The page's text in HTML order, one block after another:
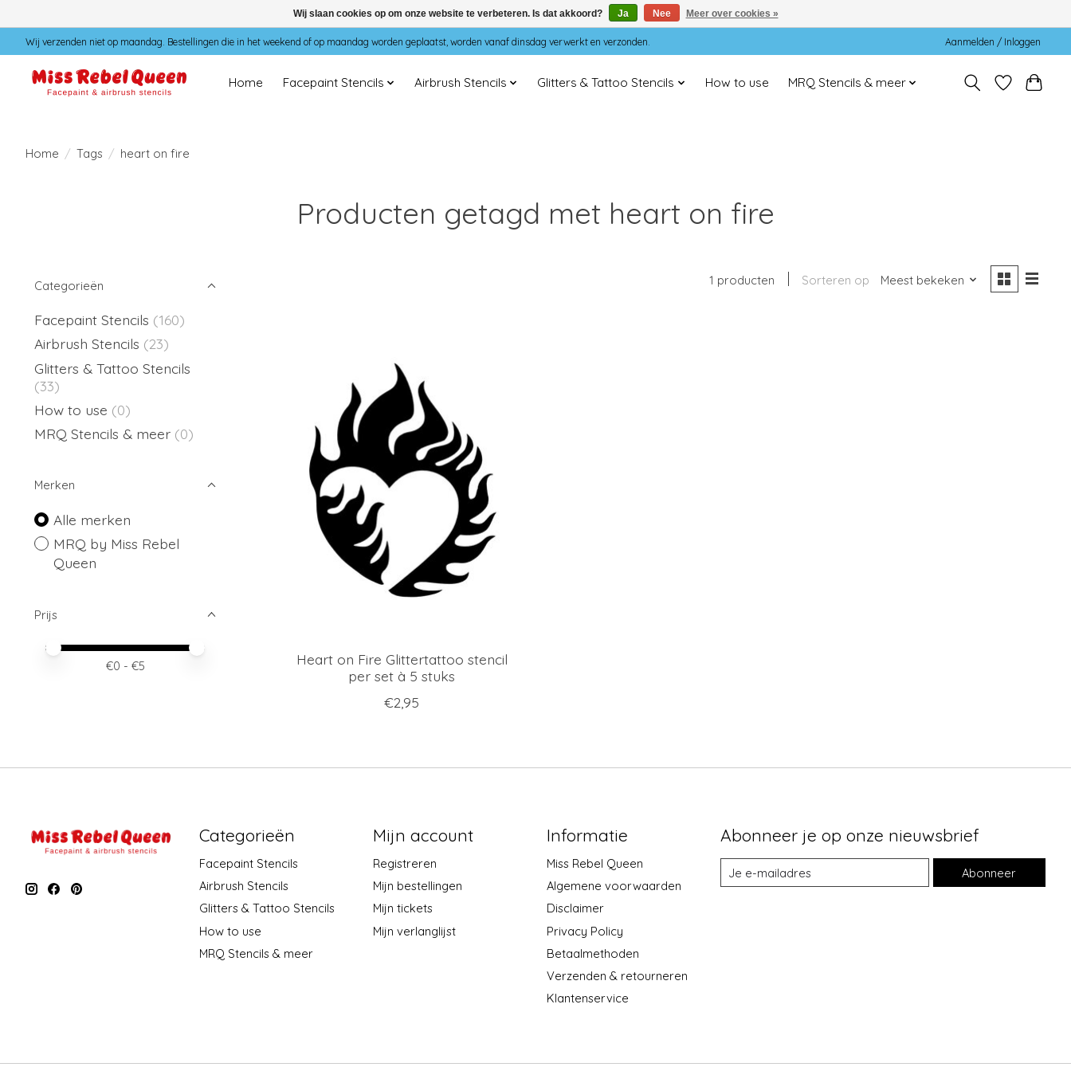
Wij verzenden niet op maandag. Bestellingen die in het weekend of op maandag worden geplaatst, worden vanaf dinsdag verwerkt en verzonden. Aanmelden / Inloggen
Home Facepaint Stencils Airbrush Stencils Glitters & Tattoo Stencils How to use MRQ Stencils & meer
Home / Tags / heart on fire
Producten getagd met heart on fire
Categorieën
Facepaint Stencils (160)
Airbrush Stencils (23)
Glitters & Tattoo Stencils
(33)
How to use (0)
MRQ Stencils & meer (0)
Merken
Alle merken
MRQ by Miss Rebel
Queen
Prijs
Minimale prijswaarde
Price maximum value
€0 - €5
1 producten Sorteren op Meest bekeken
Heart on Fire Glittertattoo stencil
per set à 5 stuks
€2,95
Categorieën
Facepaint Stencils
Airbrush Stencils
Glitters & Tattoo Stencils
How to use
MRQ Stencils & meer
Mijn account
Registreren
Mijn bestellingen
Mijn tickets
Mijn verlanglijst
Informatie
Miss Rebel Queen
Algemene voorwaarden
Disclaimer
Privacy Policy
Betaalmethoden
Verzenden & retourneren
Klantenservice
Abonneer je op onze nieuwsbrief
Abonneer
Wij slaan cookies op om onze website te verbeteren. Is dat akkoord? Ja Nee Meer over cookies »